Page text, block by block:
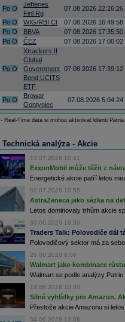
Po O
Jefferies
Finl Rg
07.08.2026 22:26:26
Po O WIG/RBI Ct
07.08.2026 16:49:58
Po O BBVA
07.08.2026 17:35:50
Po O ČEZ 07.08.2026 17:00:02
Po O
Xtrackers II
Global
Government
Bond UCITS
ETF
07.08.2026 17:39:12
Po O
Browar
Gontyniec
07.08.2026 5:04:24
- Real-Time data si mohou aktivovat klienti
Technická analýza - Akcie
10.07.2026 10:41
ExxonMobil může těžit z
Energetické akcie patří letos
02.07.2026 10:55
AstraZeneca jako sázka na
Letos dominovaly trhům akcie
30.06.2026 16:39
Traders Talk: Polovodiče dál
Polovodičový sektor má za
26.06.2026 6:06
Walmart jako kombinace
Walmart se podle analýzy
18.06.2026 10:00
Silné vyhlídky pro Amazon.
Přestože akcie Amazonu si
04.06.2026 13:06